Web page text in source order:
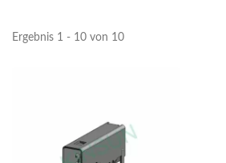
Ergebnis 1 - 10 von 10